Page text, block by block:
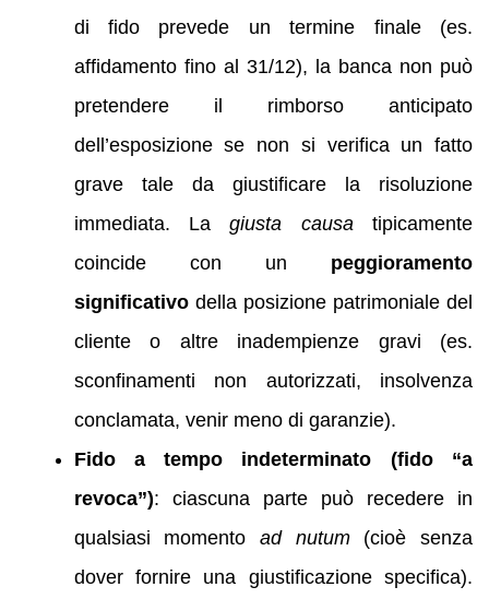
di fido prevede un termine finale (es.
affidamento fino al 31/12), la banca non può
pretendere il rimborso anticipato
dell’esposizione se non si verifica un fatto
grave tale da giustificare la risoluzione
immediata. Lagiusta causa tipicamente
coincide con un peggioramento
significativodella posizione patrimoniale del
cliente o altre inadempienze gravi (es.
sconfinamenti non autorizzati, insolvenza
conclamata, venir meno di garanzie).
Fido a tempo indeterminato (fido “a
revoca”): ciascuna parte può recedere in
qualsiasi momento ad nutum(cioè senza
dover fornire una giustificazione specifica).